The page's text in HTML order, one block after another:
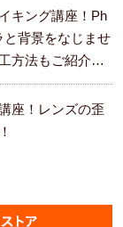
キング講座！Ph
と背景をなじませ
方法もご紹介し
座！レンズの歪